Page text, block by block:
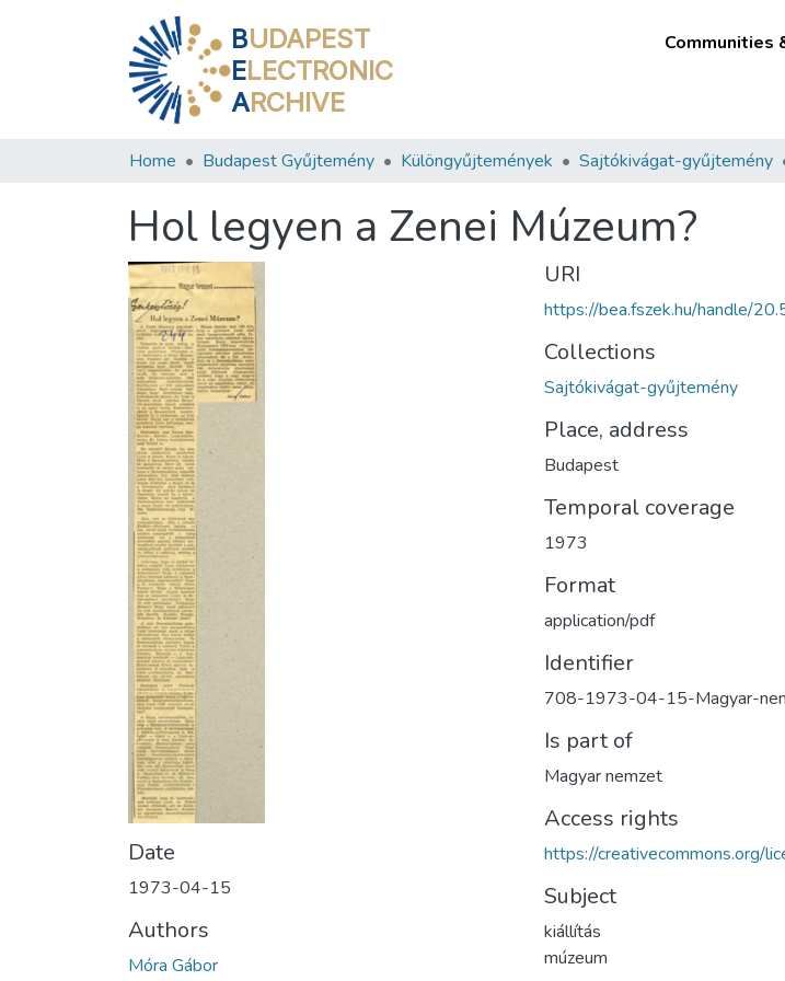
BUDAPEST
ELECTRONIC
ARCHIVE
Communities
Home Budapest Gyűjtemény Különgyűjtemények Sajtókivágat-gyűjtemény
Hol legyen a Zenei Múzeum?
Date
1973-04-15
Authors
Móra Gábor
URI
https://bea.fszek.hu/handle/
Collections
Sajtókivágat-gyűjtemény
Place, address
Budapest
Temporal coverage
1973
Format
application/pdf
Identifier
708-1973-04-15-Magyar-
Is part of
Magyar nemzet
Access rights
https://creativecommons.org/
Subject
kiállítás
múzeum